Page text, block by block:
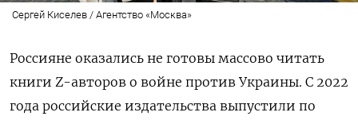
Сергей Киселев / Агентство «Москва»
Россияне оказались не готовы массово читать
книги Z-авторов о войне против Украины. С 2022
года российские издательства выпустили по